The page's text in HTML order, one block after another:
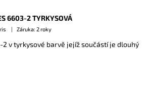
6603-2 TYRKYSOVÁ
Záruka: 2 roky
v tyrkysové barvě jejíž součástí je dlouhý